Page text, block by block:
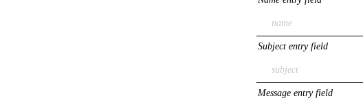
Subject entry field
Message entry field